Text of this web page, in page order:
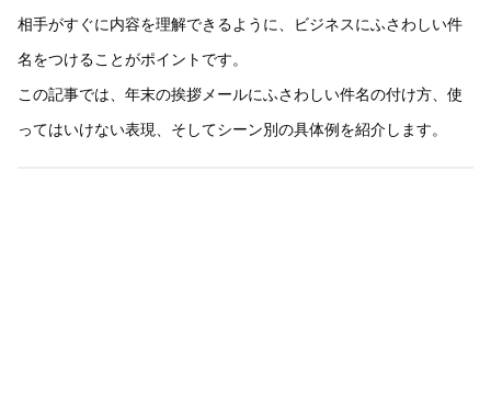
相手がすぐに内容を理解できるように、ビジネスにふさわしい件
名をつけることがポイントです。
この記事では、年末の挨拶メールにふさわしい件名の付け方、使
ってはいけない表現、そしてシーン別の具体例を紹介します。